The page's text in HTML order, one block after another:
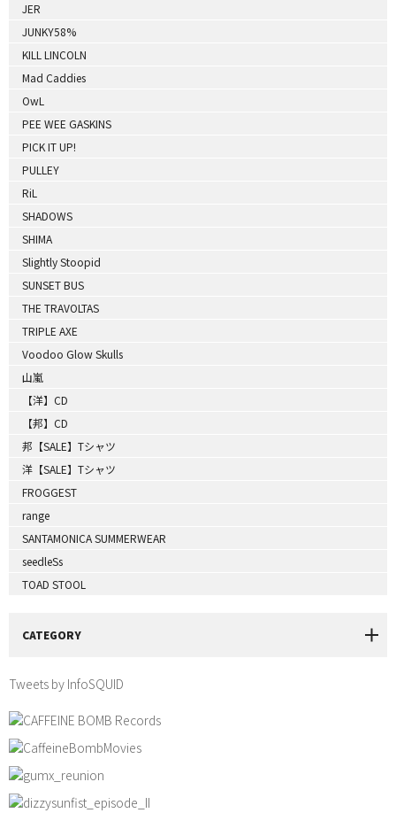
JER
JUNKY58%
KILL LINCOLN
Mad Caddies
OwL
PEE WEE GASKINS
PICK IT UP!
PULLEY
RiL
SHADOWS
SHIMA
Slightly Stoopid
SUNSET BUS
THE TRAVOLTAS
TRIPLE AXE
Voodoo Glow Skulls
山嵐
【洋】CD
【邦】CD
邦【SALE】Tシャツ
洋【SALE】Tシャツ
FROGGEST
range
SANTAMONICA SUMMERWEAR
seedleSs
TOAD STOOL
CATEGORY
Tweets by InfoSQUID